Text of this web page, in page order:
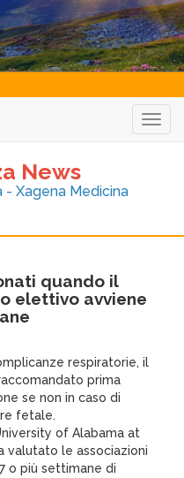
News
- Xagena Medicina
quando il
elettivo avviene
respiratorie, il
prima
se non in caso di
fetale.
of Alabama at
valutato le associazioni
o più settimane di